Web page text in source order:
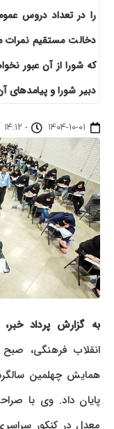
را در تعداد دروس
دخالت مستقیم نمرات
که شورا از آن عبور
دبیر شورا و پیامدهای آن
۱۴۰۴-۱۰-۰۱ - ۱۴:۱۲
به گزارش پرداد خبر،
همایش چهلمین سالگرد
پایان داد. وی با
معدل در کنکور